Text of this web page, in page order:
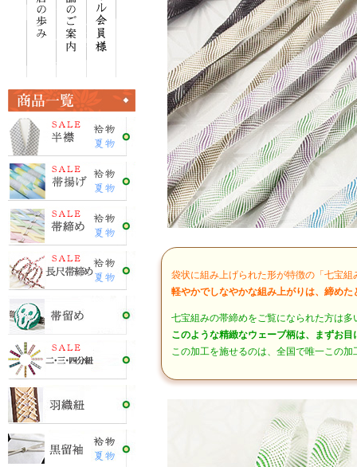
袋状に組み上げられた形が特徴の「七宝組
軽やかでしなやかな組み上がりは、締め
七宝組みの帯締めをご覧になられた方は多
このような精緻なウェーブ柄は、まずお
この加工を施せるのは、全国で唯一この